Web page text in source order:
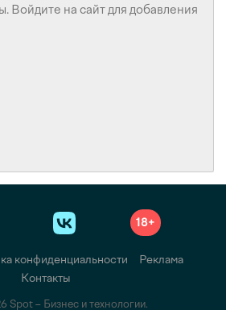
18+
конфиденциальности
Реклама
Контакты
Spot – Бизнес и технологии.